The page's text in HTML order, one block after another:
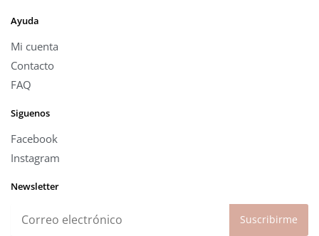
Ayuda
Mi cuenta
Contacto
FAQ
Siguenos
Facebook
Instagram
Newsletter